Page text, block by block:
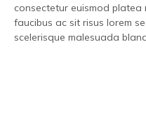
consectetur euismod platea
faucibus ac sit risus lorem
scelerisque malesuada